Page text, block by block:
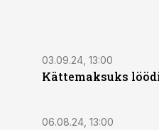
03.09.24, 13:00
Kättemaksuks
06.08.24, 13:00